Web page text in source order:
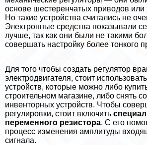
основе шестеренчатых приводов или
Но такие устройства считались не
Электронные средства показывали
лучше, так как они были не такими
совершать настройку более тонкого
Для того чтобы создать регулятор
электродвигателя, стоит
устройств, которые можно либо
строительном магазине, либо снять
инвенторных устройств. Чтобы
регулировки, стоит включить
переменного резистора. С его
процесс изменения амплитуды
сигнала.